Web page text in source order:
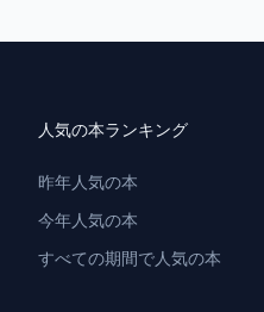
人気の本ランキング
昨年人気の本
今年人気の本
すべての期間で人気の本